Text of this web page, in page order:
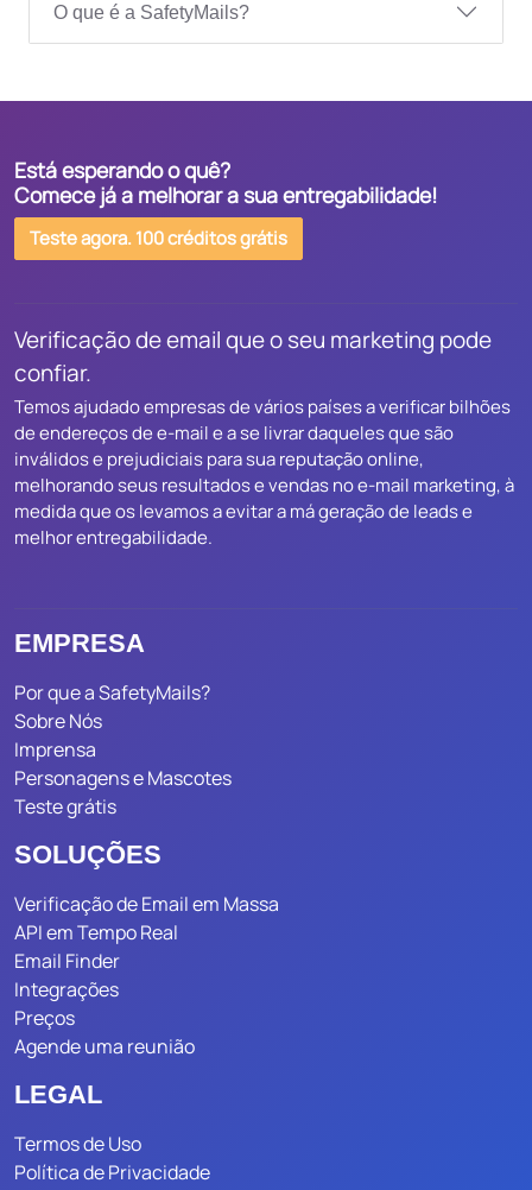
O que é a SafetyMails?
Está esperando o quê?
Comece já a melhorar a sua entregabilidade!
Teste agora. 100 créditos grátis
Verificação de email que o seu marketing pode
confiar.
Temos ajudado empresas de vários países a verificar bilhões
de endereços de e-mail e a se livrar daqueles que são
inválidos e prejudiciais para sua reputação online,
melhorando seus resultados e vendas no e-mail marketing, à
medida que os levamos a evitar a má geração de leads e
melhor entregabilidade.
EMPRESA
Por que a SafetyMails?
Sobre Nós
Imprensa
Personagens e Mascotes
Teste grátis
SOLUÇÕES
Verificação de Email em Massa
API em Tempo Real
Email Finder
Integrações
Preços
Agende uma reunião
LEGAL
Termos de Uso
Política de Privacidade